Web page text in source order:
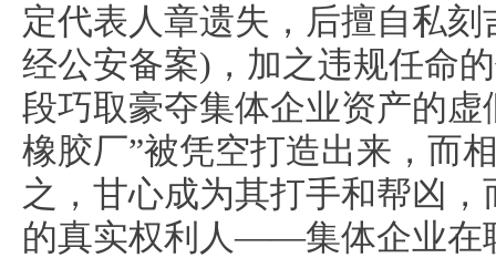
定代表人章遗失，后擅自私
经公安备案)，加之违规任命
段巧取豪夺集体企业资产的
橡胶厂”被凭空打造出来，而
之，甘心成为其打手和帮凶
的真实权利人——集体企业在